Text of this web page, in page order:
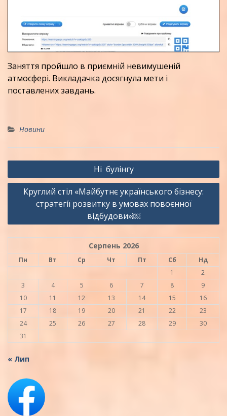
Заняття пройшло в приємній невимушеній
атмосфері. Викладачка досягнула мети і
поставлених завдань.
Новини
Навігація
записів
Ні булінгу
Круглий стіл «Майбутнє українського бізнесу:
стратегії розвитку в умовах повоєнної
відбудови»￼
Серпень 2026
Пн Вт Ср Чт Пт Сб
Нд
1
2
3
4 5 6 7 8
9
10
11 12 13 14 15
16
17
18 19 20 21 22
23
24
25 26 27 28 29
30
31
« Лип